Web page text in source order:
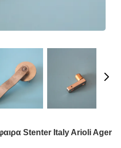
Stenter Italy Arioli Ager